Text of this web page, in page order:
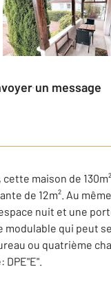
un message
maison de
de 12m². Au
nuit et une
modulable qui peut
ou quatrième